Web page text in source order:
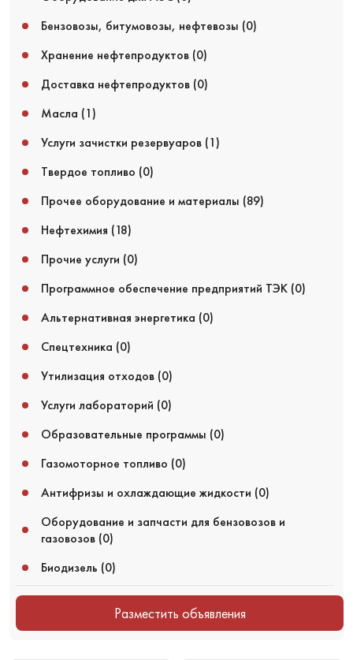
Разместить объявления
Бензовозы, битумовозы, нефтевозы (0)
Хранение нефтепродуктов (0)
Доставка нефтепродуктов (0)
Масла (1)
Услуги зачистки резервуаров (1)
Твердое топливо (0)
Прочее оборудование и материалы (89)
Нефтехимия (18)
Прочие услуги (0)
Программное обеспечение предприятий ТЭК (0)
Альтернативная энергетика (0)
Спецтехника (0)
Утилизация отходов (0)
Услуги лабораторий (0)
Образовательные программы (0)
Газомоторное топливо (0)
Антифризы и охлаждающие жидкости (0)
Оборудование и запчасти для бензовозов и
газовозов (0)
Биодизель (0)